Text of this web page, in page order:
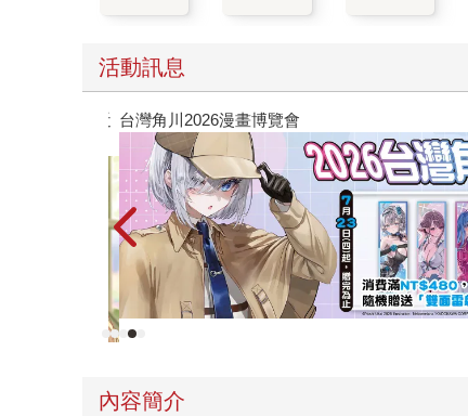
活動訊息
台灣角川2026漫畫博覽會
內容簡介